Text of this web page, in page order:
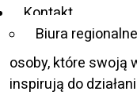
Kontakt
Biura regionalne
Śmiechowska-
Kaprońoraz
osoby, które swoją
inspirują do